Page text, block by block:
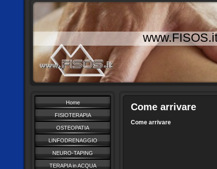
Home
FISIOTERAPIA
OSTEOPATIA
LINFODRENAGGIO
NEURO-TAPING
TERAPIA in ACQUA
Come arrivare
Come arrivare